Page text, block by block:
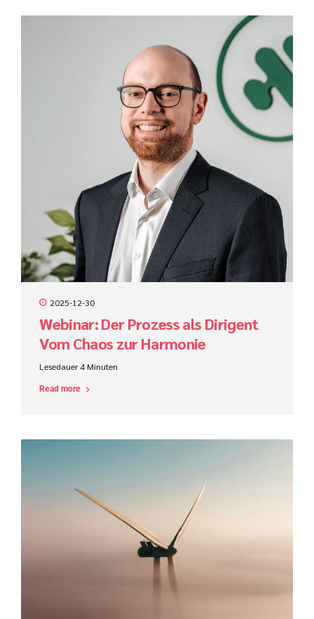
2025-12-30
Webinar: Der Prozess als Dirigent
Vom Chaos zur Harmonie
Lesedauer 4 Minuten
Read more